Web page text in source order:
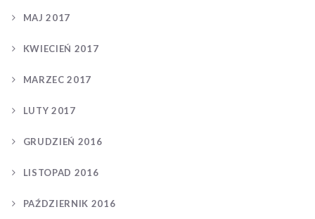
MAJ 2017
KWIECIEŃ 2017
MARZEC 2017
LUTY 2017
GRUDZIEŃ 2016
LISTOPAD 2016
PAŹDZIERNIK 2016